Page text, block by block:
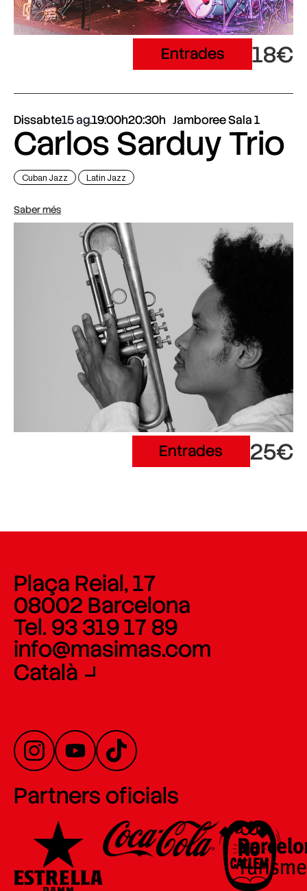
Entrades 18€
Dissabte15 ag.19:00h20:30h Jamboree Sala 1
Carlos Sarduy Trio
Cuban Jazz Latin Jazz
Saber més
Entrades 25€
Plaça Reial, 17
08002 Barcelona
Tel. 93 319 17 89
info@masimas.com
Català
Partners oficials